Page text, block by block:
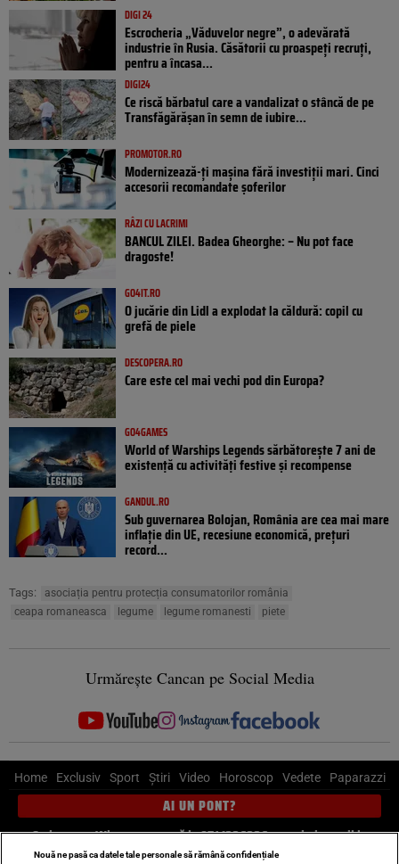
DIGI 24
Escrocheria „Văduvelor negre”, o adevărată
industrie în Rusia. Căsătorii cu proaspeți recruți,
pentru a încasa...
DIGI24
Ce riscă bărbatul care a vandalizat o stâncă de pe
Transfăgărășan în semn de iubire...
PROMOTOR.RO
Modernizează-ți mașina fără investiții mari. Cinci
accesorii recomandate șoferilor
RÂZI CU LACRIMI
BANCUL ZILEI. Badea Gheorghe: – Nu pot face
dragoste!
GO4IT.RO
O jucărie din Lidl a explodat la căldură: copil cu
grefă de piele
DESCOPERA.RO
Care este cel mai vechi pod din Europa?
GO4GAMES
World of Warships Legends sărbătorește 7 ani de
existență cu activități festive și recompense
GANDUL.RO
Sub guvernarea Bolojan, România are cea mai mare
inflație din UE, recesiune economică, prețuri
record...
Tags:
asociația pentru protecția consumatorilor românia
ceapa romaneasca
legume legume romanesti piete
Urmărește Cancan pe Social Media
Home Exclusiv Sport Știri Video Horoscop Vedete Paparazzi
AI UN PONT?
Scrie-ne pe Whatsapp, sună la 0741226226 sau trimite mail la
pont@cancan.ro
Nouă ne pasă ca datele tale personale să rămână confidențiale